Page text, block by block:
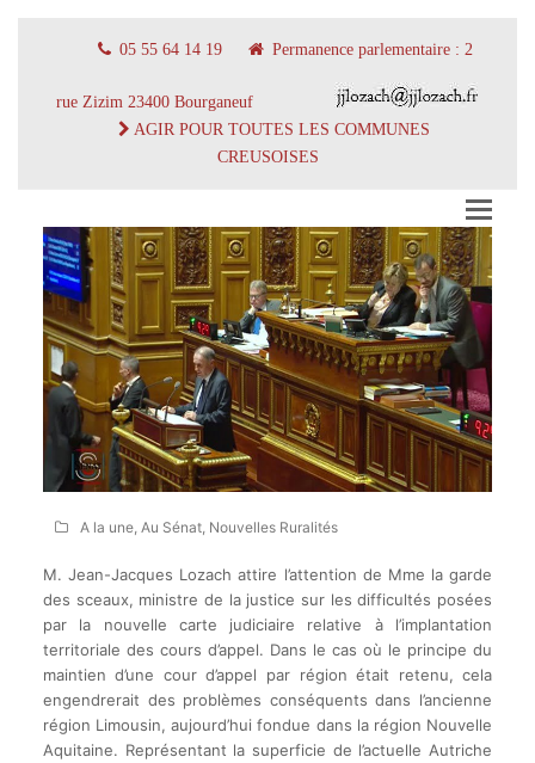
05 55 64 14 19 Permanence parlementaire : 2
rue Zizim 23400 Bourganeuf
AGIR POUR TOUTES LES COMMUNES
CREUSOISES
A la une, Au Sénat, Nouvelles Ruralités
M. Jean-Jacques Lozach attire l’attention de Mme la garde
des sceaux, ministre de la justice sur les difficultés posées
par la nouvelle carte judiciaire relative à l’implantation
territoriale des cours d’appel. Dans le cas où le principe du
maintien d’une cour d’appel par région était retenu, cela
engendrerait des problèmes conséquents dans l’ancienne
région Limousin, aujourd’hui fondue dans la région Nouvelle
Aquitaine. Représentant la superficie de l’actuelle Autriche